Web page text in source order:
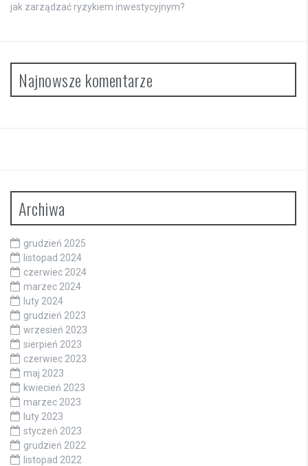
jak zarządzać ryzykiem inwestycyjnym?
Najnowsze komentarze
Archiwa
grudzień 2025
listopad 2024
czerwiec 2024
marzec 2024
luty 2024
grudzień 2023
wrzesień 2023
sierpień 2023
czerwiec 2023
maj 2023
kwiecień 2023
marzec 2023
luty 2023
styczeń 2023
grudzień 2022
listopad 2022